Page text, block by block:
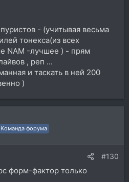
- (учитывая весьма
тонекса(из всех
NAM -лучшее ) - прям
, реп ...
и таскать в ней 200
)
Команда форума
#130
форм-фактор только